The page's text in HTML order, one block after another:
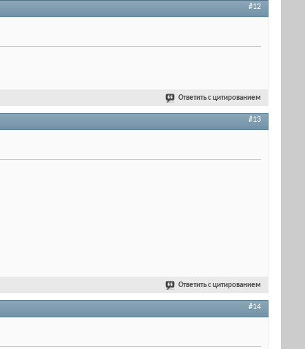
#12
Ответить с цитированием
#13
Ответить с цитированием
#14